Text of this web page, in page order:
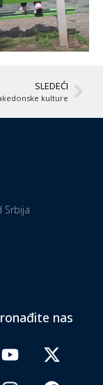
SLEDEĆI
kulture
Srbija
nas